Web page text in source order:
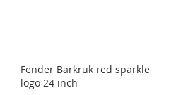
Fender Barkruk red sparkle
logo 24 inch